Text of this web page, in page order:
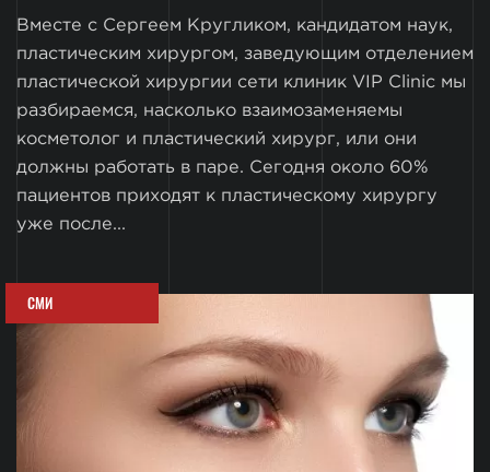
Вместе с Сергеем Кругликом, кандидатом наук,
пластическим хирургом, заведующим отделением
пластической хирургии сети клиник VIP Clinic мы
разбираемся, насколько взаимозаменяемы
косметолог и пластический хирург, или они
должны работать в паре. Сегодня около 60%
пациентов приходят к пластическому хирургу
уже после...
СМИ